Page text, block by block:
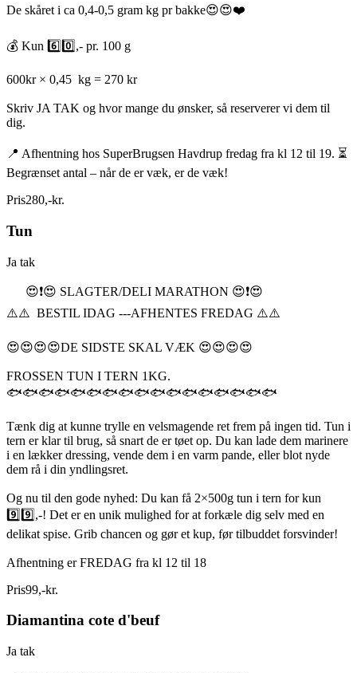
De skåret i ca 0,4-0,5 gram kg pr bakke😍😍❤️
💰 Kun 6️⃣0️⃣,- pr. 100 g
600kr × 0,45 kg = 270 kr
Skriv JA TAK og hvor mange du ønsker, så reserverer vi dem til
dig.
📍 Afhentning hos SuperBrugsen Havdrup fredag fra kl 12 til 19. ⏳
Begrænset antal – når de er væk, er de væk!
Pris280,-kr.
Tun
Ja tak
😍❗️😍 SLAGTER/DELI MARATHON 😍❗️😍
⚠️⚠️ BESTIL IDAG ---AFHENTES FREDAG ⚠️⚠️
😍😍😍😍DE SIDSTE SKAL VÆK 😍😍😍😍
FROSSEN TUN I TERN 1KG.
🐟🐟🐟🐟🐟🐟🐟🐟🐟🐟🐟🐟🐟🐟🐟🐟🐟
Tænk dig at kunne trylle en velsmagende ret frem på ingen tid. Tun i
tern er klar til brug, så snart de er tøet op. Du kan lade dem marinere
i en lækker dressing, vende dem i en varm pande, eller blot nyde
dem rå i din yndlingsret.
Og nu til den gode nyhed: Du kan få 2×500g tun i tern for kun
9️⃣9️⃣,-! Det er en unik mulighed for at forkæle dig selv med en
delikat spise. Grib chancen og gør et kup, før tilbuddet forsvinder!
Afhentning er FREDAG fra kl 12 til 18
Pris99,-kr.
Diamantina cote d'beuf
Ja tak